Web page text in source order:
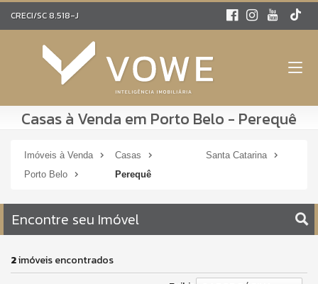
CRECI/SC 8.518-J
Casas à Venda em Porto Belo - Perequê
Imóveis à Venda Casas
Santa Catarina
Porto Belo
Perequê
Encontre seu Imóvel
2imóveis encontrados